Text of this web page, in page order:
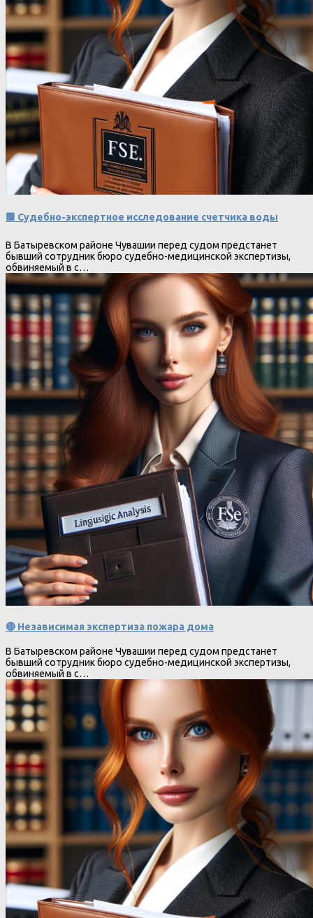
🟥 Судебно-экспертное исследование счетчика воды
В Батыревском районе Чувашии перед судом предстанет
бывший сотрудник бюро судебно-медицинской экспертизы,
обвиняемый в с…
🔴 Независимая экспертиза пожара дома
В Батыревском районе Чувашии перед судом предстанет
бывший сотрудник бюро судебно-медицинской экспертизы,
обвиняемый в с…